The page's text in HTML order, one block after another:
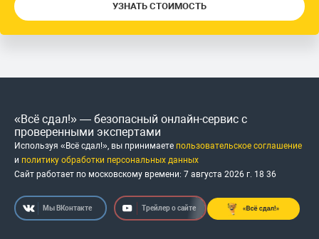
УЗНАТЬ СТОИМОСТЬ
«Всё сдал!» — безопасный онлайн-сервис с
проверенными экспертами
Используя «Всё сдал!», вы принимаете пользовательское соглашение
и политику обработки персональных данных
Сайт работает по московскому времени: 7 августа 2026 г. 18 36
Мы ВКонтакте Трейлер о сайте